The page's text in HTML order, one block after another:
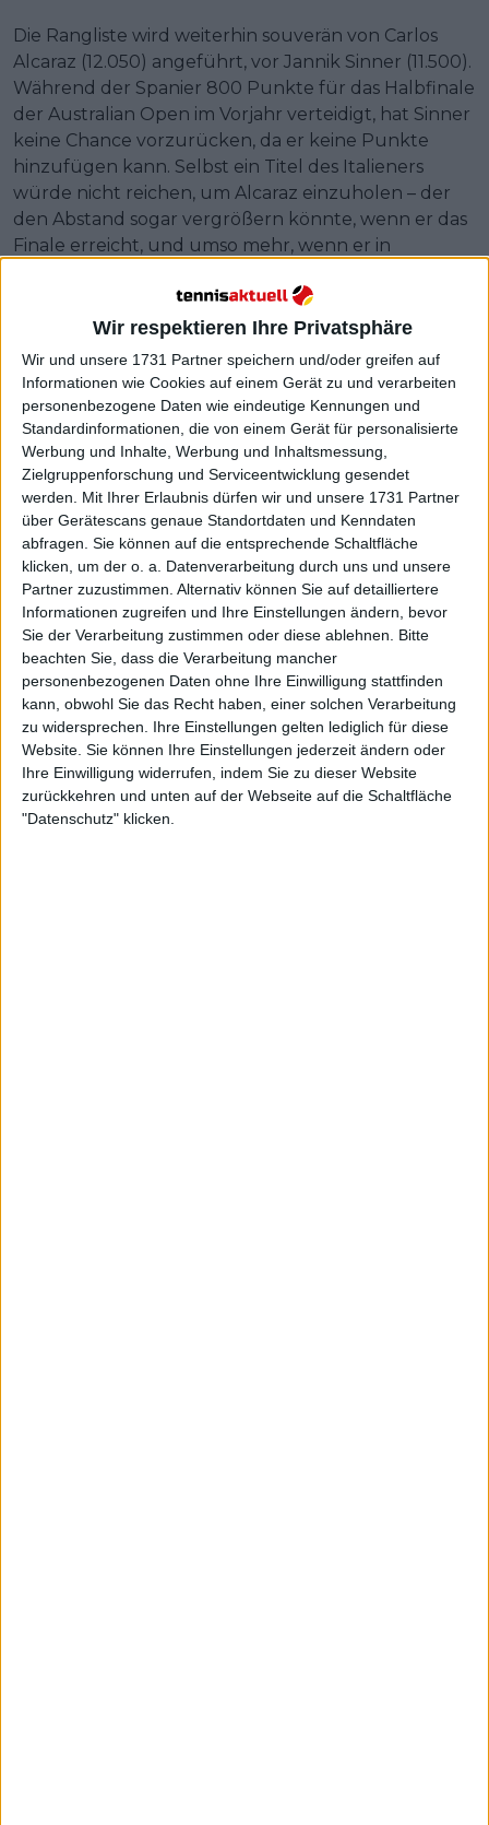
Wir respektieren Ihre Privatsphäre
Wir und unsere 1731 Partner speichern und/oder greifen auf
Informationen wie Cookies auf einem Gerät zu und verarbeiten
personenbezogene Daten wie eindeutige Kennungen und
Standardinformationen, die von einem Gerät für personalisierte
Werbung und Inhalte, Werbung und Inhaltsmessung,
Zielgruppenforschung und Serviceentwicklung gesendet
werden.
Mit Ihrer Erlaubnis dürfen wir und unsere 1731 Partner
über Gerätescans genaue Standortdaten und Kenndaten
abfragen. Sie können auf die entsprechende Schaltfläche
klicken, um der o. a. Datenverarbeitung durch uns und unsere
Partner zuzustimmen. Alternativ können Sie auf detailliertere
Informationen zugreifen und Ihre Einstellungen ändern, bevor
Sie der Verarbeitung zustimmen oder diese ablehnen.
Bitte
beachten Sie, dass die Verarbeitung mancher
personenbezogenen Daten ohne Ihre Einwilligung stattfinden
kann, obwohl Sie das Recht haben, einer solchen Verarbeitung
zu widersprechen. Ihre Einstellungen gelten lediglich für diese
Website. Sie können Ihre Einstellungen jederzeit ändern oder
Ihre Einwilligung widerrufen, indem Sie zu dieser Website
zurückkehren und unten auf der Webseite auf die Schaltfläche
"Datenschutz" klicken.
Die Rangliste wird weiterhin souverän von Carlos
Alcaraz (12.050) angeführt, vor Jannik Sinner (11.500).
Während der Spanier 800 Punkte für das Halbfinale
der Australian Open im Vorjahr verteidigt, hat Sinner
keine Chance vorzurücken, da er keine Punkte
hinzufügen kann. Selbst ein Titel des Italieners
würde nicht reichen, um Alcaraz einzuholen – der
den Abstand sogar vergrößern könnte, wenn er das
Finale erreicht, und umso mehr, wenn er in
wobei sich dies während der Australian Open ändern
könnte. Zverev (5.105) bleibt Dritter, etwas mehr als
300 Punkte hinter Novak Djokovic (4.780). Der
Deutsche verteidigt das Finale von 2025, während
Djokovic das Halbfinale verteidigt. Zverev muss bei
diesem Turnier mindestens eine Runde weiter
kommen als Nole, sonst fällt er einen Platz zurück
und der Serbe kehrt auf das ATP-Podium zurück.
Innerhalb der Top 10 gab es nur eine Bewegung:
Ben Shelton rückte nach seinem Viertelfinale in
Auckland um einen Platz auf Nr. 7 vor und drückte
Félix Auger-Aliassime nach unten, da der Kanadier
die Woche vor den Australian Open ausließ.
Der Amerikaner kassierte eine überraschende
Zweitrunden-Niederlage gegen Sebastián Báez in
zwei Sätzen – was vor dem Aussie Open einige
Fragen aufwarf –, doch die 45 Punkte reichten für
den Sprung um einen Rang. Auger-Aliassimes